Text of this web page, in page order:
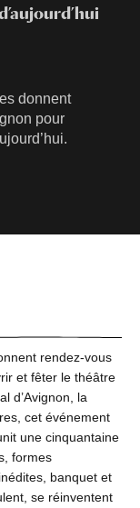
donnent
pour
rendez-vous
et fêter le théâtre
d’Avignon, la
cet événement
une cinquantaine
formes
banquet et
se réinventent